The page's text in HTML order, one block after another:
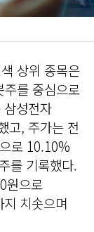
상위 종목은
를 중심으로
성전자
고, 주가는 전
로 10.10%
를 기록했다.
원으로
치솟으며